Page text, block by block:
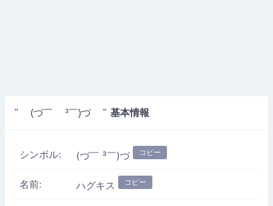
" (づ￣ ³￣)づ " 基本情報
シンボル: (づ￣ ³￣)づ コピー
名前: ハグキス コピー